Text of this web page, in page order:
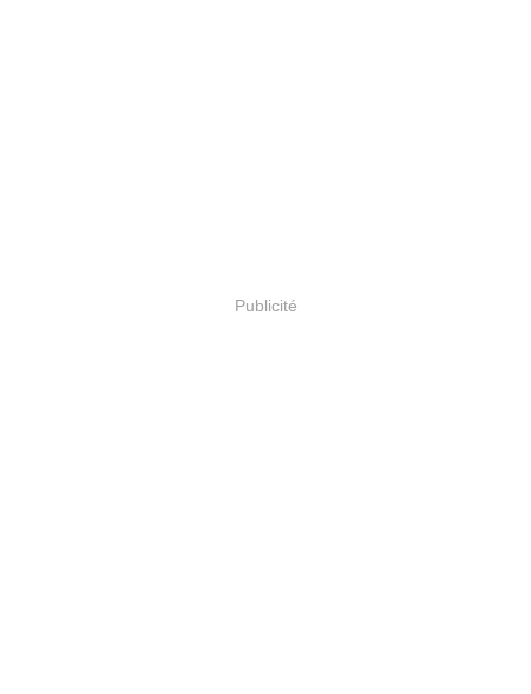
Publicité